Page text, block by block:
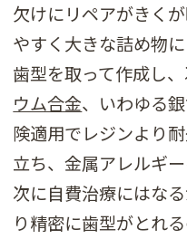
欠けにリペアがきく
やすく大きな詰め物
歯型を取って作成し
ウム合金、いわゆる
険適用でレジンより
立ち、金属アレルギ
次に自費治療にはな
り精密に歯型がとれ